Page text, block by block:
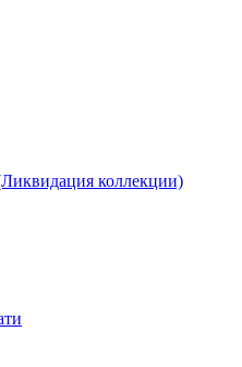
коллекции)